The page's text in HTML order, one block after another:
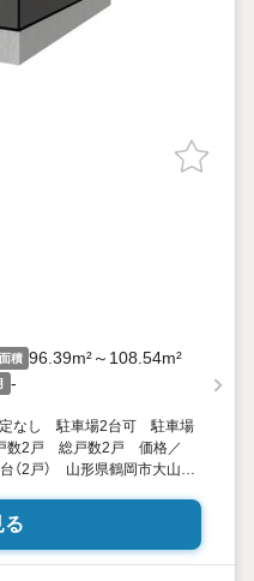
積 96.39m²～108.54m²
-
定なし 駐車場2台可 駐車場
2戸 総戸数2戸 価格／
2戸） 山形県鶴岡市大山
る